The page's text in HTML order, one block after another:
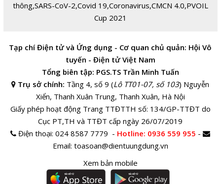
thông,SARS-CoV-2,Covid 19,Coronavirus,CMCN 4.0,PVOIL
Cup 2021
Tạp chí Điện tử và Ứng dụng - Cơ quan chủ quản: Hội Vô
tuyến - Điện tử Việt Nam
Tổng biên tập: PGS.TS Trần Minh Tuấn
Trụ sở chính: Tầng 4, số 9 (Lô TT01-07, số 103) Nguyễn
Xiển, Thanh Xuân Trung, Thanh Xuân, Hà Nội
Giấy phép hoạt động Trang TTĐTTH số: 134/GP-TTĐT do
Cục PT,TH và TTĐT cấp ngày 26/07/2019
Điện thoại:024 8587 7779 - Hotline: 0936 559 955 -
Email: toasoan@dientuungdung.vn
Xem bản mobile